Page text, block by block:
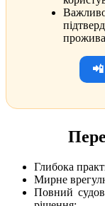
Глибока
Мирне
Повний